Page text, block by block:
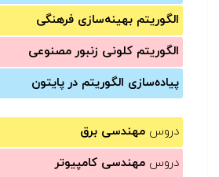
الگوریتم بهینه‌سازی فرهنگی
الگوریتم کلونی زنبور مصنوعی
پیاده‌سازی الگوریتم در پایتون
دروس مهندسی برق
دروس مهندسی کامپیوتر